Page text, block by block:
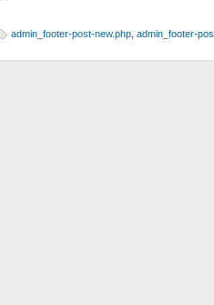
admin_footer-post-new.php admin_footer-